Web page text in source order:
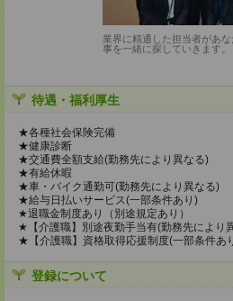
業界に精通した担当者があ
事を一緒に探していきます。
待遇・福利厚生
★各種社会保険完備
★健康診断
★交通費全額支給(勤務先により異なる)
★有給休暇
★車・バイク通勤可(勤務先により異なる)
★給与日払いサービス(一部条件あり)
★退職金制度あり（別途規定あり）
★【介護職】別途夜勤手当有(勤務先により
★【介護職】資格取得応援制度(一部条件あ
登録について